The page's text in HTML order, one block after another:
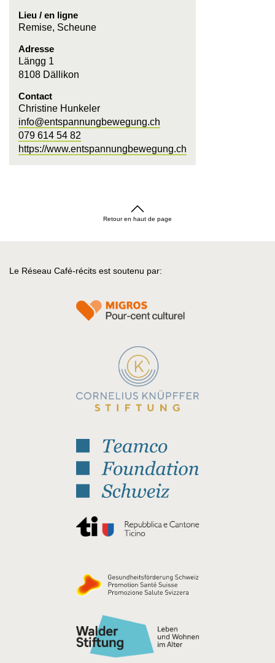
Lieu / en ligne
Remise, Scheune
Adresse
Längg 1
8108 Dällikon
Contact
Christine Hunkeler
info@entspannungbewegung.ch
079 614 54 82
https://www.entspannungbewegung.ch
Retour en haut de page
Le Réseau Café-récits est soutenu par: